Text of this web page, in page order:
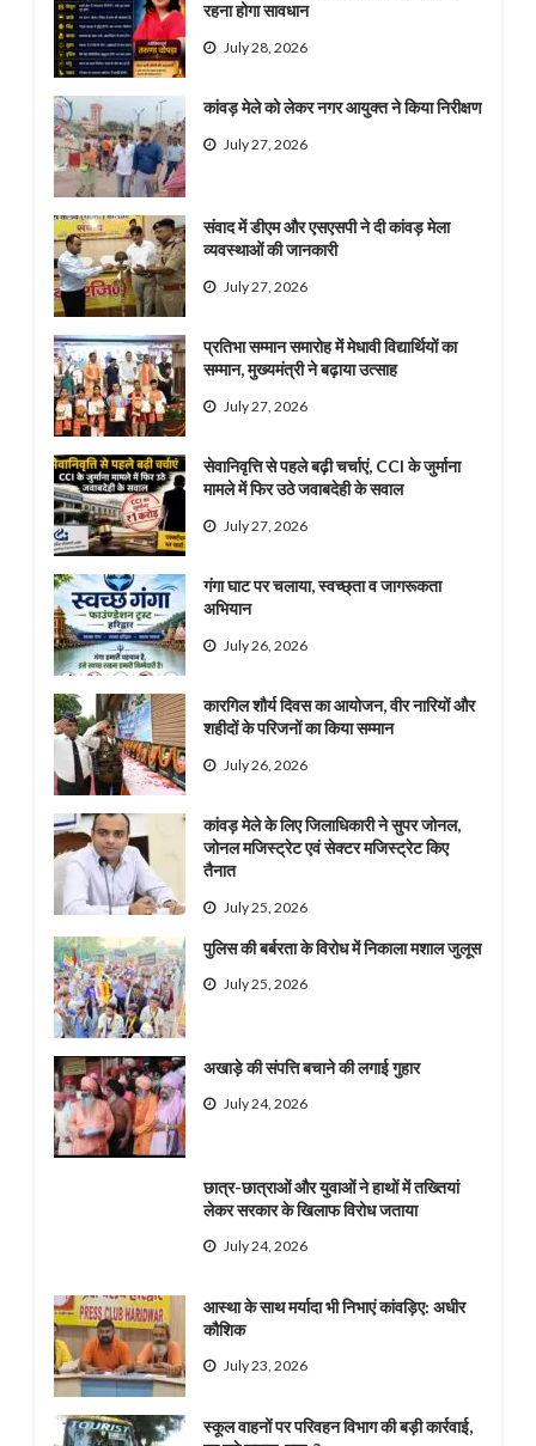
रहना होगा सावधान
July 28, 2026
कांवड़ मेले को लेकर नगर आयुक्त ने किया निरीक्षण
July 27, 2026
संवाद में डीएम और एसएसपी ने दी कांवड़ मेला
व्यवस्थाओं की जानकारी
July 27, 2026
प्रतिभा सम्मान समारोह में मेधावी विद्यार्थियों का
सम्मान, मुख्यमंत्री ने बढ़ाया उत्साह
July 27, 2026
सेवानिवृत्ति से पहले बढ़ी चर्चाएं, CCI के जुर्माना
मामले में फिर उठे जवाबदेही के सवाल
July 27, 2026
गंगा घाट पर चलाया, स्वच्छ्ता व जागरूकता
अभियान
July 26, 2026
कारगिल शौर्य दिवस का आयोजन, वीर नारियों और
शहीदों के परिजनों का किया सम्मान
July 26, 2026
कांवड़ मेले के लिए जिलाधिकारी ने सुपर जोनल,
जोनल मजिस्ट्रेट एवं सेक्टर मजिस्ट्रेट किए
तैनात
July 25, 2026
पुलिस की बर्बरता के विरोध में निकाला मशाल जुलूस
July 25, 2026
अखाड़े की संपत्ति बचाने की लगाई गुहार
July 24, 2026
छात्र-छात्राओं और युवाओं ने हाथों में तख्तियां
लेकर सरकार के खिलाफ विरोध जताया
July 24, 2026
आस्था के साथ मर्यादा भी निभाएं कांवड़िए: अधीर
कौशिक
July 23, 2026
स्कूल वाहनों पर परिवहन विभाग की बड़ी कार्रवाई,